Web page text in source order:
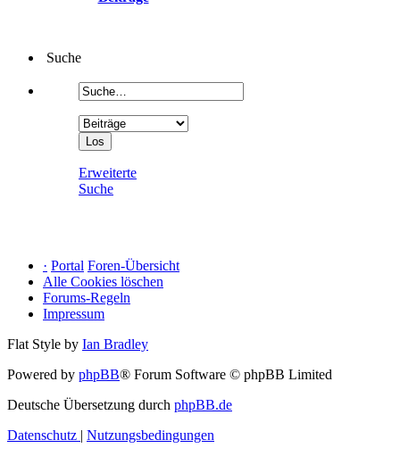
Suche
Erweiterte
Suche
· Portal Foren-Übersicht
Alle Cookies löschen
Forums-Regeln
Impressum
Flat Style by Ian Bradley
Powered by phpBB® Forum Software © phpBB Limited
Deutsche Übersetzung durch phpBB.de
Datenschutz | Nutzungsbedingungen